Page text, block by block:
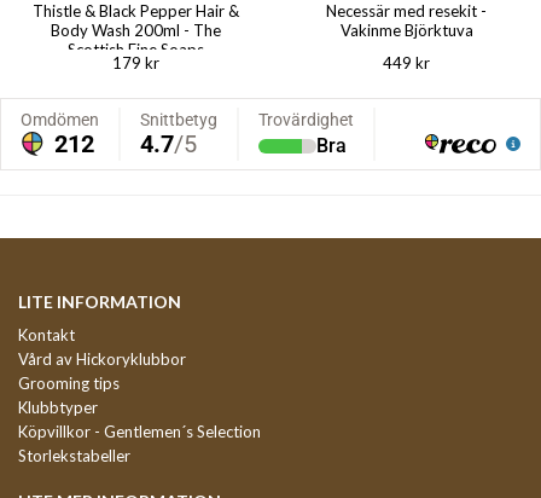
Thistle & Black Pepper Hair &
Body Wash 200ml - The
Scottish Fine Soaps
179 kr
Necessär med resekit -
Vakinme Björktuva
449 kr
LITE INFORMATION
Kontakt
Vård av Hickoryklubbor
Grooming tips
Klubbtyper
Köpvillkor - Gentlemen´s Selection
Storlekstabeller